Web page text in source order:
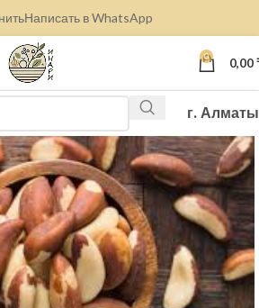
Написать в WhatsApp
0 0,00
г. Алматы